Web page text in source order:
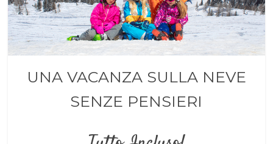
UNA VACANZA SULLA NEVE
SENZE PENSIERI